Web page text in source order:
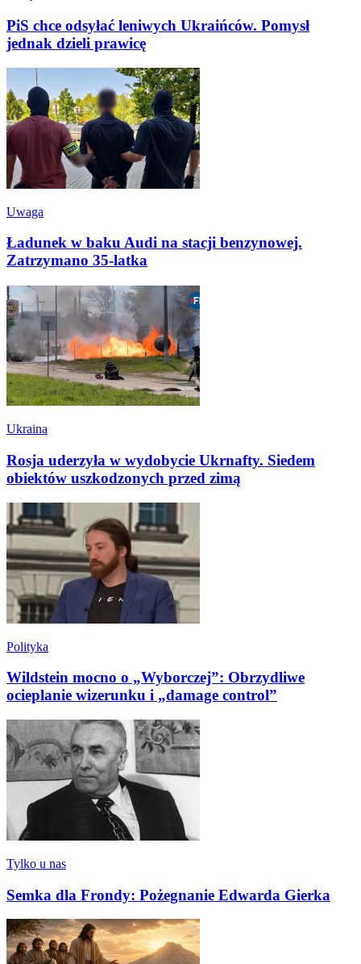
PiS chce odsyłać leniwych Ukraińców. Pomysł
jednak dzieli prawicę
Uwaga
Ładunek w baku Audi na stacji benzynowej.
Zatrzymano 35-latka
Ukraina
Rosja uderzyła w wydobycie Ukrnafty. Siedem
obiektów uszkodzonych przed zimą
Polityka
Wildstein mocno o „Wyborczej”: Obrzydliwe
ocieplanie wizerunku i „damage control”
Tylko u nas
Semka dla Frondy: Pożegnanie Edwarda Gierka